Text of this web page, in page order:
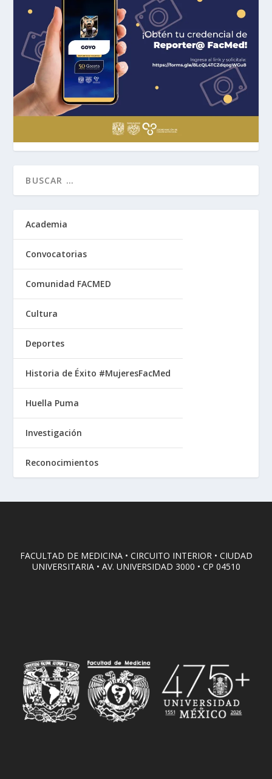
Academia
Convocatorias
Comunidad FACMED
Cultura
Deportes
Historia de Éxito #MujeresFacMed
Huella Puma
Investigación
Reconocimientos
FACULTAD DE MEDICINA • CIRCUITO INTERIOR • CIUDAD
UNIVERSITARIA • AV. UNIVERSIDAD 3000 • CP 04510